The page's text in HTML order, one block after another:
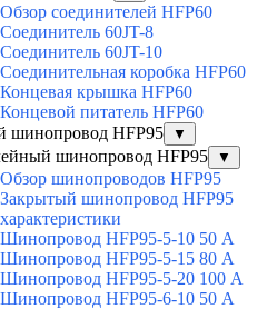
Обзор соединителей HFP60
Соединитель 60JT-8
Соединитель 60JT-10
Соединительная коробка HFP60
Концевая крышка HFP60
Концевой питатель HFP60
шинопровод HFP95
▼
шинопровод HFP95 ▼
Обзор шинопроводов HFP95
Закрытый шинопровод HFP95
характеристики
Шинопровод HFP95-5-10 50 А
Шинопровод HFP95-5-15 80 А
Шинопровод HFP95-5-20 100 А
Шинопровод HFP95-6-10 50 А